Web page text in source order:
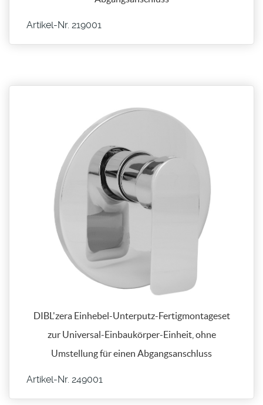
Artikel-Nr. 219001
DIBL'zera Einhebel-Unterputz-Fertigmontageset
zur Universal-Einbaukörper-Einheit, ohne
Umstellung für einen Abgangsanschluss
Artikel-Nr. 249001